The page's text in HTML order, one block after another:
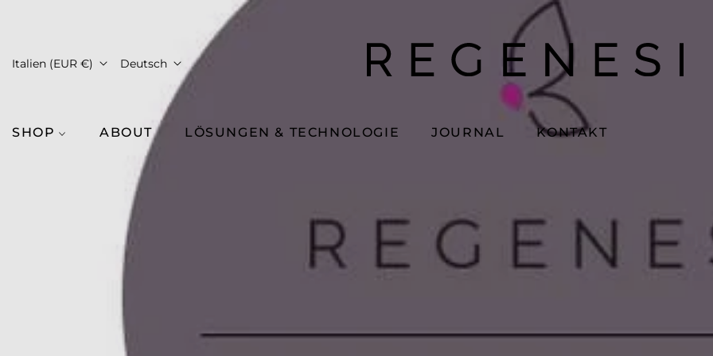
Italien (EUR €) Deutsch
SHOP ABOUT LÖSUNGEN & TECHNOLOGIE JOURNAL KONTAKT